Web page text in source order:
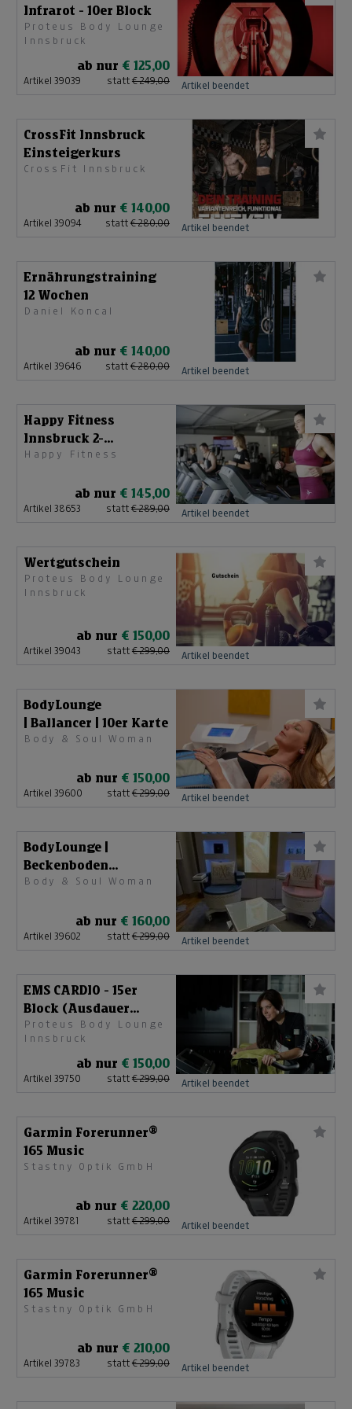
Infrarot - 10er Block
Proteus Body Lounge
Innsbruck
ab nur € 125,00
Artikel 39039 statt € 249,00 Artikel beendet
CrossFit Innsbruck
Einsteigerkurs
CrossFit Innsbruck
ab nur € 140,00
Artikel 39094 statt € 280,00 Artikel beendet
Ernährungstraining
12 Wochen
Daniel Koncal
ab nur € 140,00
Artikel 39646 statt € 280,00 Artikel beendet
Happy Fitness
Innsbruck 2-
Monatskarte
Happy Fitness
ab nur € 145,00
Artikel 38653 statt € 289,00 Artikel beendet
Wertgutschein
Proteus Body Lounge
Innsbruck
ab nur € 150,00
Artikel 39043 statt € 299,00 Artikel beendet
BodyLounge
| Ballancer | 10er Karte
Body & Soul Woman
ab nur € 150,00
Artikel 39600 statt € 299,00 Artikel beendet
BodyLounge |
Beckenboden
(PowerChair) | 10er
Body & Soul Woman
ab nur € 160,00
Artikel 39602 statt € 299,00 Artikel beendet
EMS CARDIO - 15er
Block (Ausdauer
Booster)
Proteus Body Lounge
Innsbruck
ab nur € 150,00
Artikel 39750 statt € 299,00 Artikel beendet
Garmin Forerunner®
165 Music
Stastny Optik GmbH
ab nur € 220,00
Artikel 39781 statt € 299,00 Artikel beendet
Garmin Forerunner®
165 Music
Stastny Optik GmbH
ab nur € 210,00
Artikel 39783 statt € 299,00 Artikel beendet